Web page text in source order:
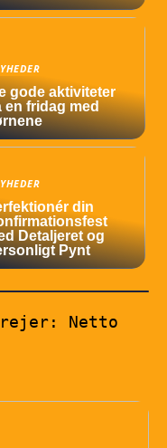
gode aktiviteter
en fridag med
din
Detaljeret og
Pynt
Netto